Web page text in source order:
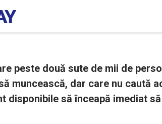
peste două sute de mii de
muncească, dar care nu caută
disponibile să înceapă imediat